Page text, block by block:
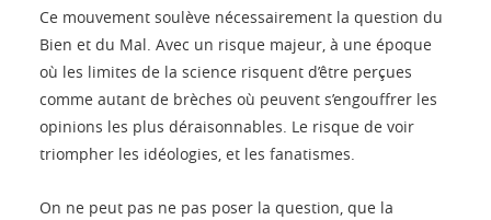
Ce mouvement soulève nécessairement la question du
Bien et du Mal. Avec un risque majeur, à une époque
où les limites de la science risquent d’être perçues
comme autant de brèches où peuvent s’engouffrer les
opinions les plus déraisonnables. Le risque de voir
triompher les idéologies, et les fanatismes.
On ne peut pas ne pas poser la question, que la